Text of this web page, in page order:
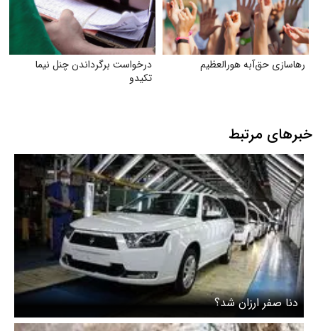
رهاسازی حق‌آبه هورالعظیم
درخواست برگرداندن چنل نیما
تکیدو
خبرهای مرتبط
دنا صفر ارزان شد؟